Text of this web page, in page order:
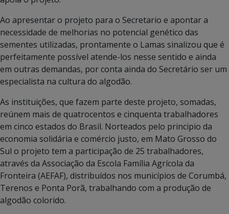
Ao apresentar o projeto para o Secretario e apontar a
necessidade de melhorias no potencial genético das
sementes utilizadas, prontamente o Lamas sinalizou que é
perfeitamente possível atende-los nesse sentido e ainda
em outras demandas, por conta ainda do Secretário ser um
especialista na cultura do algodão.
As instituições, que fazem parte deste projeto, somadas,
reúnem mais de quatrocentos e cinquenta trabalhadores
em cinco estados do Brasil. Norteados pelo principio da
economia solidária e comércio justo, em Mato Grosso do
Sul o projeto tem a participação de 25 trabalhadores,
através da Associação da Escola Família Agrícola da
Fronteira (AEFAF), distribuídos nos municípios de Corumbá,
Terenos e Ponta Porã, trabalhando com a produção de
algodão colorido.